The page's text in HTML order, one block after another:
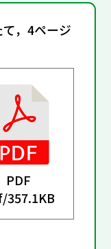
，4ページ
PDF
357.1KB